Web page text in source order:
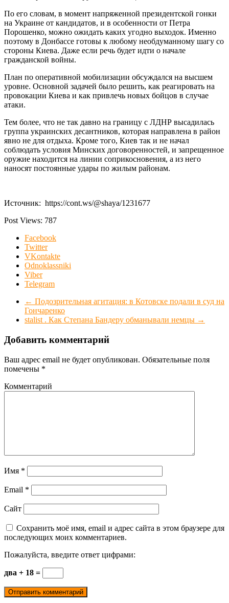
По его словам, в момент напряженной президентской гонки
на Украине от кандидатов, и в особенности от Петра
Порошенко, можно ожидать каких угодно выходок. Именно
поэтому в Донбассе готовы к любому необдуманному шагу со
стороны Киева. Даже если речь будет идти о начале
гражданской войны.
План по оперативной мобилизации обсуждался на высшем
уровне. Основной задачей было решить, как реагировать на
провокации Киева и как привлечь новых бойцов в случае
атаки.
Тем более, что не так давно на границу с ЛДНР высадилась
группа украинских десантников, которая направлена в район
явно не для отдыха. Кроме того, Киев так и не начал
соблюдать условия Минских договоренностей, и запрещенное
оружие находится на линии соприкосновения, а из него
наносят постоянные удары по жилым районам.
Источник: https://cont.ws/@shaya/1231677
Post Views: 787
Facebook
Twitter
VKontakte
Odnoklassniki
Viber
Telegram
← Подозрительная агитация: в Котовске подали в суд на
Гончаренко
stalist . Как Степана Бандеру обманывали немцы →
Добавить комментарий
Ваш адрес email не будет опубликован. Обязательные поля
помечены *
Комментарий
Имя *
Email *
Сайт
Сохранить моё имя, email и адрес сайта в этом браузере для
последующих моих комментариев.
Пожалуйста, введите ответ цифрами:
два + 18 =